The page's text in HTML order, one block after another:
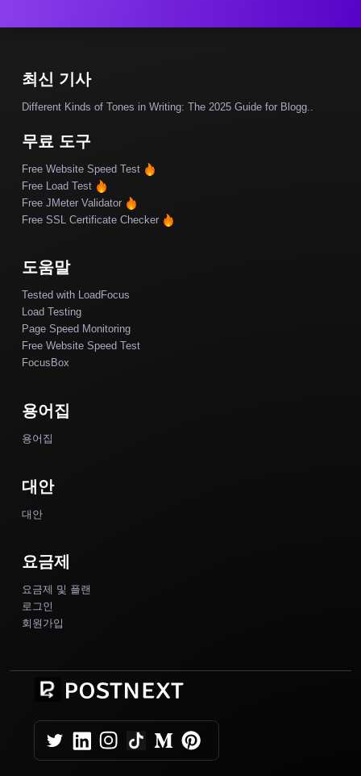
최신 기사
Different Kinds of Tones in Writing: The 2025 Guide for Blogg..
무료 도구
Free Website Speed Test
Free Load Test
Free JMeter Validator
Free SSL Certificate Checker
도움말
Tested with LoadFocus
Load Testing
Page Speed Monitoring
Free Website Speed Test
FocusBox
용어집
용어집
대안
대안
요금제
요금제 및 플랜
로그인
회원가입